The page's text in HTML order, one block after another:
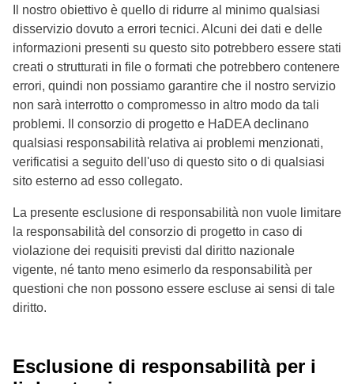
Il nostro obiettivo è quello di ridurre al minimo qualsiasi
disservizio dovuto a errori tecnici. Alcuni dei dati e delle
informazioni presenti su questo sito potrebbero essere stati
creati o strutturati in file o formati che potrebbero contenere
errori, quindi non possiamo garantire che il nostro servizio
non sarà interrotto o compromesso in altro modo da tali
problemi. Il consorzio di progetto e HaDEA declinano
qualsiasi responsabilità relativa ai problemi menzionati,
verificatisi a seguito dell'uso di questo sito o di qualsiasi
sito esterno ad esso collegato.
La presente esclusione di responsabilità non vuole limitare
la responsabilità del consorzio di progetto in caso di
violazione dei requisiti previsti dal diritto nazionale
vigente, né tanto meno esimerlo da responsabilità per
questioni che non possono essere escluse ai sensi di tale
diritto.
Esclusione di responsabilità per i